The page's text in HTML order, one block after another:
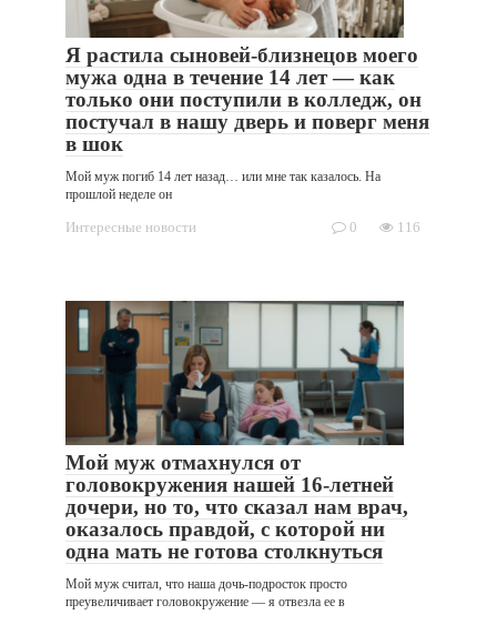
Я растила сыновей-близнецов моего
мужа одна в течение 14 лет — как
только они поступили в колледж, он
постучал в нашу дверь и поверг меня
в шок
Мой муж погиб 14 лет назад… или мне так казалось. На
прошлой неделе он
Интересные новости 0 116
Мой муж отмахнулся от
головокружения нашей 16-летней
дочери, но то, что сказал нам врач,
оказалось правдой, с которой ни
одна мать не готова столкнуться
Мой муж считал, что наша дочь-подросток просто
преувеличивает головокружение — я отвезла ее в